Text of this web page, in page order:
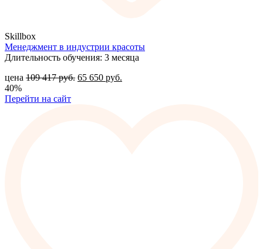
Skillbox
Менеджмент в индустрии красоты
Длительность обучения: 3 месяца
цена 109 417руб. 65 650 руб.
40%
Перейти на сайт